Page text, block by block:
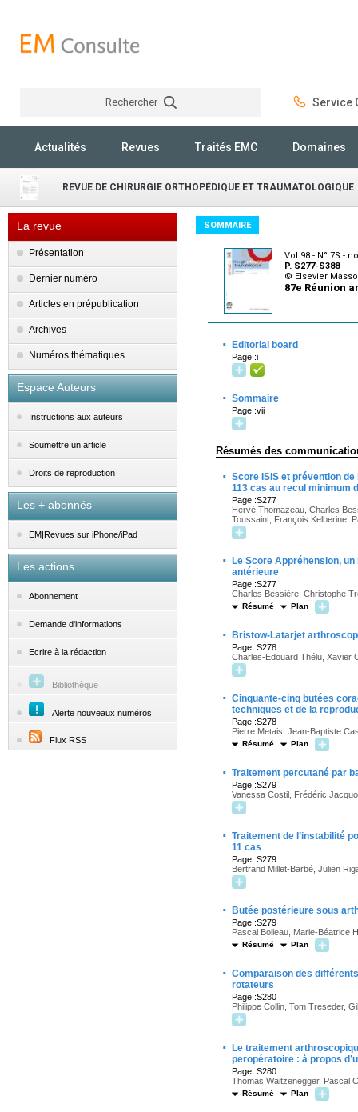
Rechercher Service
Actualités Revues Traités EMC Domaines
REVUE DE CHIRURGIE ORTHOPÉDIQUE ET TRAUMATOLOGIQUE
La revue
Présentation
Dernier numéro
Articles en prépublication
Archives
Numéros thématiques
Espace Auteurs
Instructions aux auteurs
Soumettre un article
Droits de reproduction
Les + abonnés
EM|Revues sur iPhone/iPad
Les actions
Abonnement
Demande d'informations
Ecrire à la rédaction
Bibliothèque
Alerte nouveaux numéros
Flux RSS
SOMMAIRE
Vol 98 - N° 7S -
P. S277-S388
© Elsevier
87e Réunion
· Editorial board
Page :i
· Sommaire
Page :vii
Résumés des
· Score ISIS et prévention
113 cas au recul minimum
Page :S277
Hervé Thomazeau, Charles
Toussaint, François Kelberine,
·
Le Score Appréhension,
antérieure
Page :S277
Charles Bessière, Christophe
Résumé Plan
· Bristow-Latarjet
Page :S278
Charles-Edouard Thélu, Xavier
· Cinquante-cinq butées
techniques et de la
Page :S278
Pierre Metais, Jean-Baptiste
Résumé Plan
· Traitement percutané par
Page :S279
Vanessa Costil, Frédéric
· Traitement de l’instabilité
11 cas
Page :S279
Bertrand Millet-Barbé, Julien
· Butée postérieure sous
Page :S279
Pascal Boileau, Marie-Béatrice
Résumé Plan
· Comparaison des
rotateurs
Page :S280
Philippe Collin, Tom Treseder,
·
Le traitement
peropératoire : à propos
Page :S280
Thomas Waitzenegger, Pascal
Résumé Plan